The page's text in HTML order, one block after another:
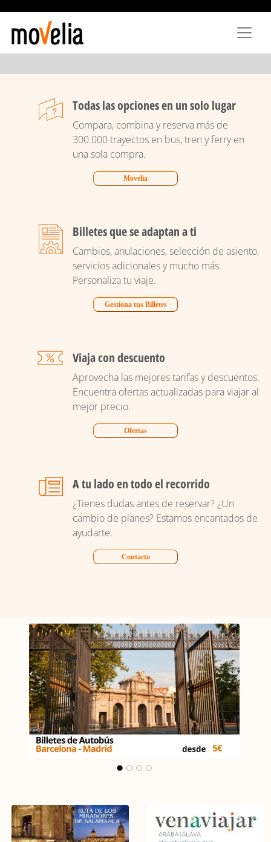
principal
Todas las opciones en un solo lugar
Compara, combina y reserva más de
300.000 trayectos en bus, tren y ferry en
una sola compra.
Movelia
Billetes que se adaptan a ti
Cambios, anulaciones, selección de asiento,
servicios adicionales y mucho más.
Personaliza tu viaje.
Gestiona tus Billetes
Viaja con descuento
Aprovecha las mejores tarifas y descuentos.
Encuentra ofertas actualizadas para viajar al
mejor precio.
Ofertas
A tu lado en todo el recorrido
¿Tienes dudas antes de reservar? ¿Un
cambio de planes? Estamos encantados de
ayudarte.
Contacto
Carrusel Madrid - Málaga
Précédent